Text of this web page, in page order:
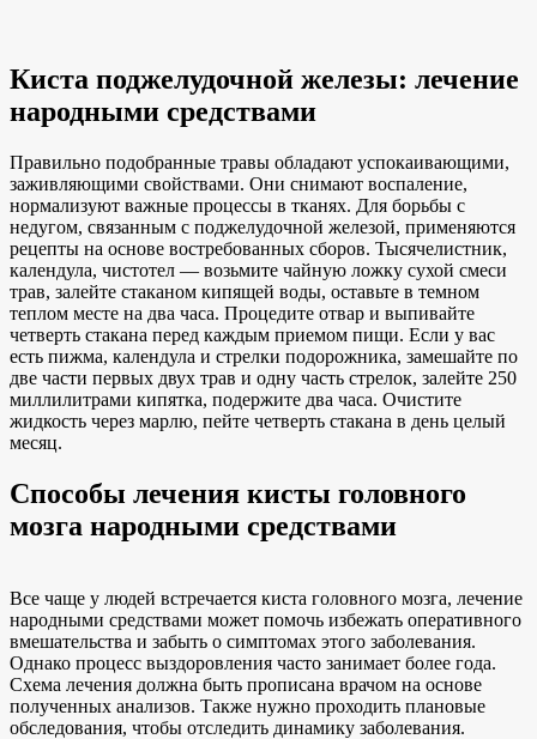
Киста поджелудочной железы: лечение
народными средствами
Правильно подобранные травы обладают успокаивающими,
заживляющими свойствами. Они снимают воспаление,
нормализуют важные процессы в тканях. Для борьбы с
недугом, связанным с поджелудочной железой, применяются
рецепты на основе востребованных сборов. Тысячелистник,
календула, чистотел — возьмите чайную ложку сухой смеси
трав, залейте стаканом кипящей воды, оставьте в темном
теплом месте на два часа. Процедите отвар и выпивайте
четверть стакана перед каждым приемом пищи. Если у вас
есть пижма, календула и стрелки подорожника, замешайте по
две части первых двух трав и одну часть стрелок, залейте 250
миллилитрами кипятка, подержите два часа. Очистите
жидкость через марлю, пейте четверть стакана в день целый
месяц.
Способы лечения кисты головного
мозга народными средствами
Все чаще у людей встречается киста головного мозга, лечение
народными средствами может помочь избежать оперативного
вмешательства и забыть о симптомах этого заболевания.
Однако процесс выздоровления часто занимает более года.
Схема лечения должна быть прописана врачом на основе
полученных анализов. Также нужно проходить плановые
обследования, чтобы отследить динамику заболевания.